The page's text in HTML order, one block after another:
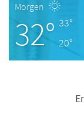
Morgen
32° 33°
20°